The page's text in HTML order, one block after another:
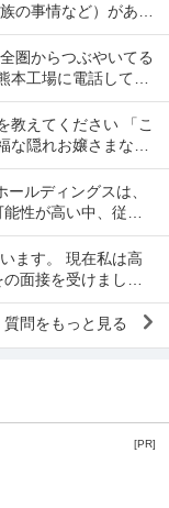
の事情など）があ
内容を...
圏からつぶやいてる
本工場に電話して
よ！」...
教えてください 「こ
隠れお嬢さまなん
の...
ルディングスは、
性が高い中、従業
を優先さ...
ます。 現在私は高
面接を受けまし
した。そし...
質問をもっと見る
[PR]